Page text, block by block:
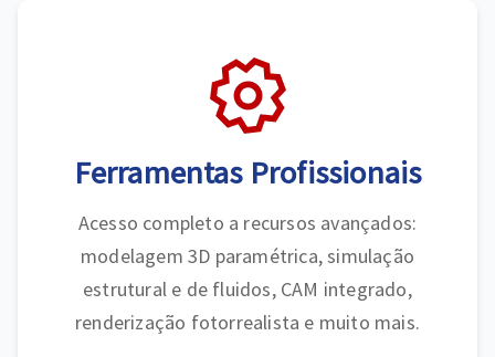
Ferramentas Profissionais
Acesso completo a recursos avançados:
modelagem 3D paramétrica, simulação
estrutural e de fluidos, CAM integrado,
renderização fotorrealista e muito mais.